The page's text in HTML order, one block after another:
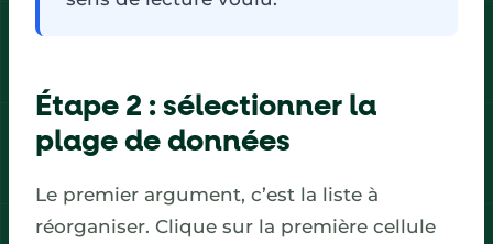
Étape 2 : sélectionner la
plage de données
Le premier argument, c’est la liste à
réorganiser. Clique sur la première cellule